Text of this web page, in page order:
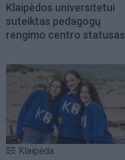
Klaipėdos universitetui
suteiktas pedagogų
rengimo centro statusas
Klaipėda